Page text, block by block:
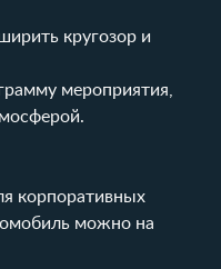
кругозор и
мероприятия,
корпоративных
можно на